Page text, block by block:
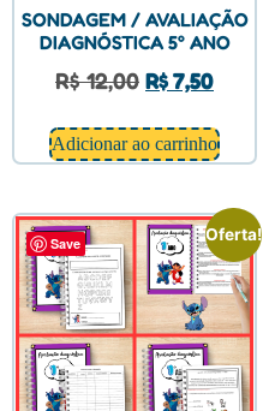
SONDAGEM / AVALIAÇÃO
DIAGNÓSTICA 5° ANO
R$12,00 R$7,50
Adicionar ao carrinho
Save Oferta!